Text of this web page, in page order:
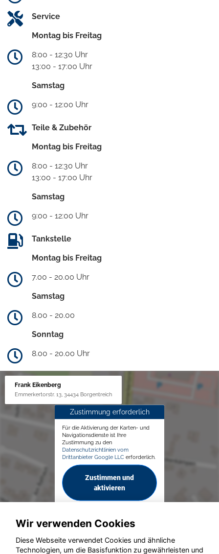
Service
Montag bis Freitag
8:00 - 12:30 Uhr
13:00 - 17:00 Uhr
Samstag
9:00 - 12:00 Uhr
Teile & Zubehör
Montag bis Freitag
8:00 - 12:30 Uhr
13:00 - 17:00 Uhr
Samstag
9:00 - 12:00 Uhr
Tankstelle
Montag bis Freitag
7.00 - 20.00 Uhr
Samstag
8.00 - 20.00
Sonntag
8.00 - 20.00 Uhr
Frank Eikenberg
Emmerkertorstr. 13, 34434 Borgentreich
Zustimmung erforderlich
Für die Aktivierung der Karten- und
Navigationsdienste ist Ihre
Zustimmung zu den
Datenschutzrichtlinien vom
Drittanbieter Google LLC erforderlich.
Zustimmen und
aktivieren
Wir verwenden Cookies
Diese Webseite verwendet Cookies und ähnliche
Technologien, um die Basisfunktion zu gewährleisten und